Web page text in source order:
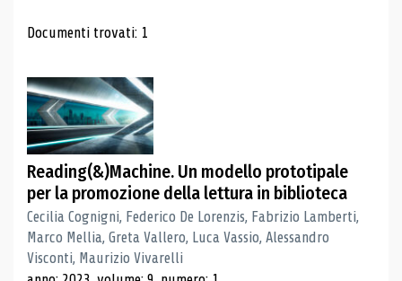
Risultati di ricerca
Documenti trovati: 1
Reading(&)Machine. Un modello prototipale
per la promozione della lettura in biblioteca
Cecilia Cognigni, Federico De Lorenzis, Fabrizio Lamberti,
Marco Mellia, Greta Vallero, Luca Vassio, Alessandro
Visconti, Maurizio Vivarelli